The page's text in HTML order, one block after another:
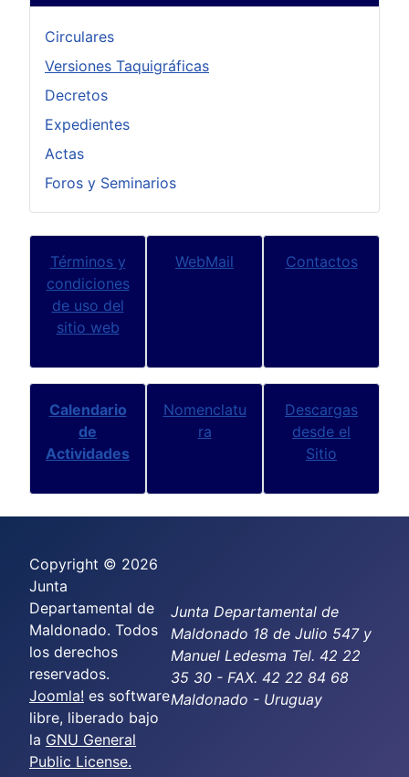
Circulares
Versiones Taquigráficas
Decretos
Expedientes
Actas
Foros y Seminarios
Términos y
condiciones
de uso del
sitio web
WebMail Contactos
Calendario
de
Actividades
Nomenclatu
ra
Descargas
desde el
Sitio
Copyright © 2026
Junta
Departamental de
Maldonado. Todos
los derechos
reservados.
Joomla! es software
libre, liberado bajo
la GNU General
Public License.
Junta Departamental de
Maldonado 18 de Julio 547 y
Manuel Ledesma Tel. 42 22
35 30 - FAX. 42 22 84 68
Maldonado - Uruguay